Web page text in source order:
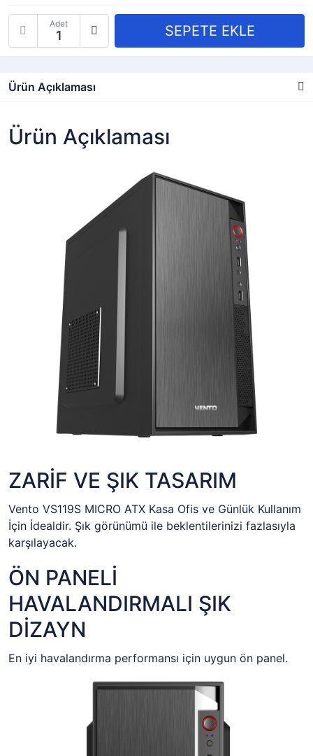
Adet
Ürün Açıklaması
Ürün Açıklaması
ZARİF VE ŞIK TASARIM
Vento VS119S MICRO ATX Kasa Ofis ve Günlük Kullanım
İçin İdealdir. Şık görünümü ile beklentilerinizi fazlasıyla
karşılayacak.
ÖN PANELİ
HAVALANDIRMALI ŞIK
DİZAYN
En iyi havalandırma performansı için uygun ön panel.